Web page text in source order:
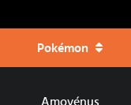
Pokémon
Amovénus